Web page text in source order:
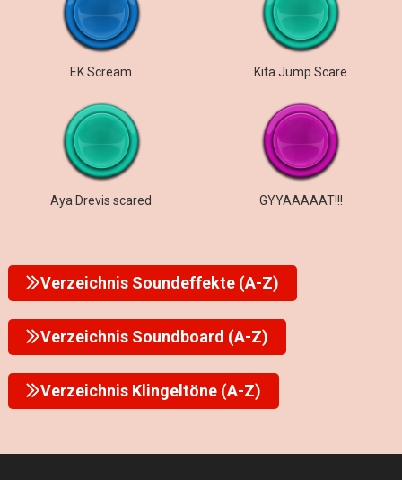
EK Scream Kita Jump Scare
Aya Drevis scared GYYAAAAAT!!!
Verzeichnis Soundeffekte (A-Z)
Verzeichnis Soundboard (A-Z)
Verzeichnis Klingeltöne (A-Z)